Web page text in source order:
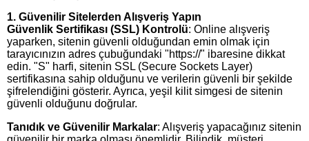
1. Güvenilir Sitelerden Alışveriş Yapın
Güvenlik Sertifikası (SSL) Kontrolü: Online alışveriş
yaparken, sitenin güvenli olduğundan emin olmak için
tarayıcınızın adres çubuğundaki "https://" ibaresine dikkat
edin. "S" harfi, sitenin SSL (Secure Sockets Layer)
sertifikasına sahip olduğunu ve verilerin güvenli bir şekilde
şifrelendiğini gösterir. Ayrıca, yeşil kilit simgesi de sitenin
güvenli olduğunu doğrular.
Tanıdık ve Güvenilir Markalar: Alışveriş yapacağınız sitenin